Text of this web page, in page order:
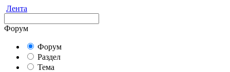
Лента
Форум
Форум
Раздел
Тема